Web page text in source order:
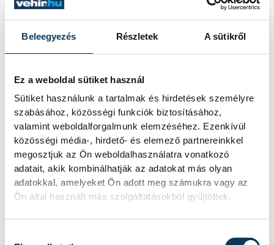
Beleegyezés Részletek A sütikről
Ez a weboldal sütiket használ
Sütiket használunk a tartalmak és hirdetések személyre
szabásához, közösségi funkciók biztosításához,
valamint weboldalforgalmunk elemzéséhez. Ezenkívül
közösségi média-, hirdető- és elemező partnereinkkel
megosztjuk az Ön weboldalhasználatra vonatkozó
adatait, akik kombinálhatják az adatokat más olyan
adatokkal, amelyeket Ön adott meg számukra vagy az
Ön által használt más szolgáltatásokból gyűjtöttek.
Hegedűs Barbarának parlamenti
képviselősége okán alpolgármesteri
Tamás szintén bemutatkozott a
dózsavárosiaknak, akiket már egyébként is
jól ismer, hiszen ő maga nyolc éven
keresztül dolgozott Ovádi Péter
országgyűlési képviselő mellett, így pedig
ebben a feladatkörében már beleláthatott
az itt élők problémáiba, igényeibe.
Alpolgármesterként elsősorban a
városüzemeltetési ügyekért felel; kiemelte: